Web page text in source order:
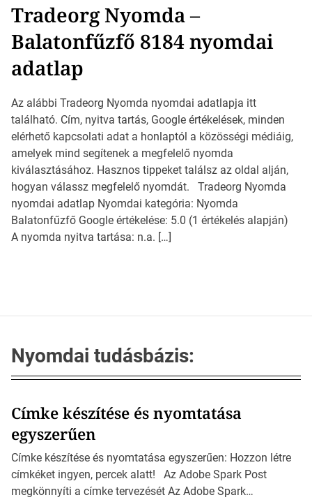
Tradeorg Nyomda –
Balatonfűzfő 8184 nyomdai
adatlap
Az alábbi Tradeorg Nyomda nyomdai adatlapja itt
található. Cím, nyitva tartás, Google értékelések, minden
elérhető kapcsolati adat a honlaptól a közösségi médiáig,
amelyek mind segítenek a megfelelő nyomda
kiválasztásához. Hasznos tippeket találsz az oldal alján,
hogyan válassz megfelelő nyomdát. Tradeorg Nyomda
nyomdai adatlap Nyomdai kategória: Nyomda
Balatonfűzfő Google értékelése: 5.0 (1 értékelés alapján)
A nyomda nyitva tartása: n.a. […]
Nyomdai tudásbázis:
Címke készítése és nyomtatása
egyszerűen
Címke készítése és nyomtatása egyszerűen: Hozzon létre
címkéket ingyen, percek alatt! Az Adobe Spark Post
megkönnyíti a címke tervezését Az Adobe Spark